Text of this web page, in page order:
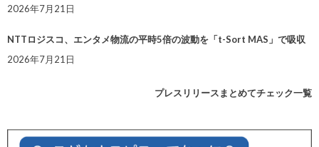
2026年7月21日
NTTロジスコ、エンタメ物流の平時5倍の波動を「t-Sort MAS」で吸収
2026年7月21日
プレスリリースまとめてチェック一覧